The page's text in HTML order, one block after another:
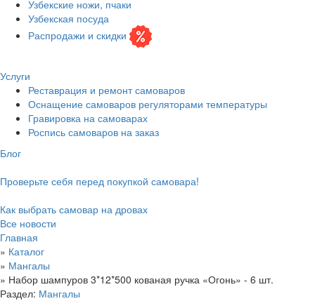
Узбекские ножи, пчаки
Узбекская посуда
Распродажи и скидки
Услуги
Реставрация и ремонт самоваров
Оснащение самоваров регуляторами температуры
Гравировка на самоварах
Роспись самоваров на заказ
Блог
Проверьте себя перед покупкой самовара!
Как выбрать самовар на дровах
Все новости
Главная
» Каталог
» Мангалы
» Набор шампуров 3*12*500 кованая ручка «Огонь» - 6 шт.
Раздел: Мангалы